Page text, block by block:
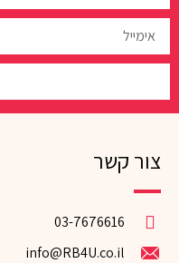
צור קשר
03-7676616
info@RB4U.co.il